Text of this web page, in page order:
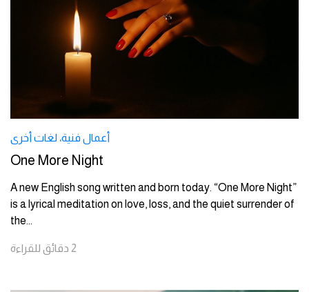
أعمال فنية، لغات أخرى
One More Night
A new English song written and born today. “One More Night”
is a lyrical meditation on love, loss, and the quiet surrender of
the...
2 دقائق للقراءة